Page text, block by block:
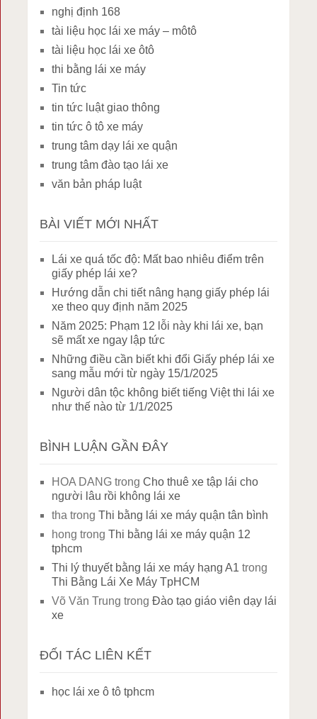
nghị định 168
tài liệu học lái xe máy – môtô
tài liệu học lái xe ôtô
thi bằng lái xe máy
Tin tức
tin tức luật giao thông
tin tức ô tô xe máy
trung tâm dạy lái xe quận
trung tâm đào tạo lái xe
văn bản pháp luật
BÀI VIẾT MỚI NHẤT
Lái xe quá tốc độ: Mất bao nhiêu điểm trên
giấy phép lái xe?
Hướng dẫn chi tiết nâng hạng giấy phép lái
xe theo quy định năm 2025
Năm 2025: Phạm 12 lỗi này khi lái xe, bạn
sẽ mất xe ngay lập tức
Những điều cần biết khi đổi Giấy phép lái xe
sang mẫu mới từ ngày 15/1/2025
Người dân tộc không biết tiếng Việt thi lái xe
như thế nào từ 1/1/2025
BÌNH LUẬN GẦN ĐÂY
HOA DANG trongCho thuê xe tập lái cho
người lâu rồi không lái xe
tha trongThi bằng lái xe máy quận tân bình
hong trongThi bằng lái xe máy quận 12
tphcm
Thi lý thuyết bằng lái xe máy hạng A1 trong
Thi Bằng Lái Xe Máy TpHCM
Võ Văn Trung trongĐào tạo giáo viên dạy lái
xe
ĐỐI TÁC LIÊN KẾT
học lái xe ô tô tphcm